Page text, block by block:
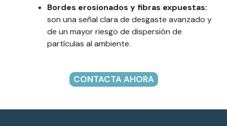
Bordes erosionados y fibras expuestas:
son una señal clara de desgaste avanzado y
de un mayor riesgo de dispersión de
partículas al ambiente.
CONTACTA AHORA